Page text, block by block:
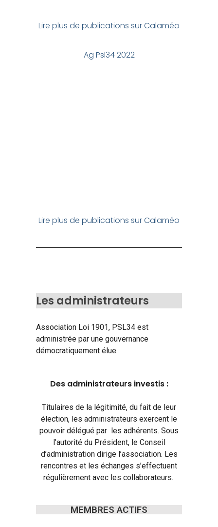
Lire plus de publications sur Calaméo
Ag Psl34 2022
Lire plus de publications sur Calaméo
Les administrateurs
Association Loi 1901, PSL34 est
administrée par une gouvernance
démocratiquement élue.
Des administrateurs investis :
Titulaires de la légitimité, du fait de leur
élection, les administrateurs exercent le
pouvoir délégué par les adhérents. Sous
l’autorité du Président, le Conseil
d’administration dirige l’association. Les
rencontres et les échanges s’effectuent
régulièrement avec les collaborateurs.
MEMBRES ACTIFS